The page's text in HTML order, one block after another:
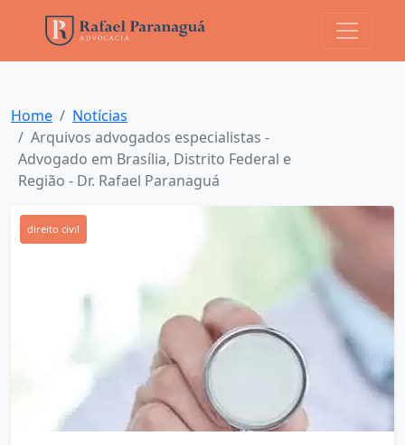
Home
Notícias
Arquivos advogados especialistas -
Advogado em Brasília, Distrito Federal e
Região - Dr. Rafael Paranaguá
direito civil